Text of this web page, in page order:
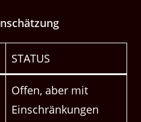
STATUS
Offen, aber mit
Einschränkungen